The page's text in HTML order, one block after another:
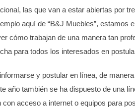
las que van a estar abiertas por
aquí de “B&J Muebles”, estamos
cómo trabajan de una manera tan
para todos los interesados en
y postular en línea, de
año también se ha dispuesto de una
acceso a internet o equipos para